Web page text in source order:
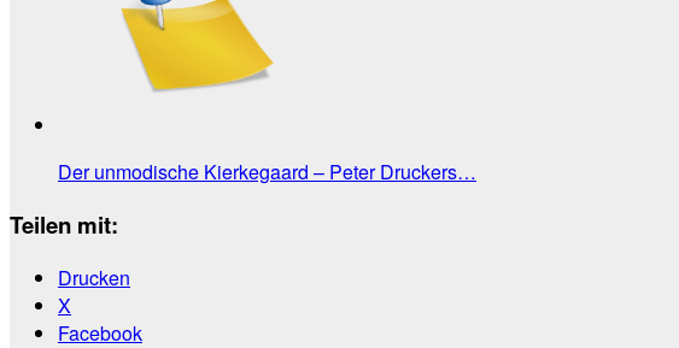
Der unmodische Kierkegaard – Peter Druckers…
Teilen mit:
Drucken
X
Facebook